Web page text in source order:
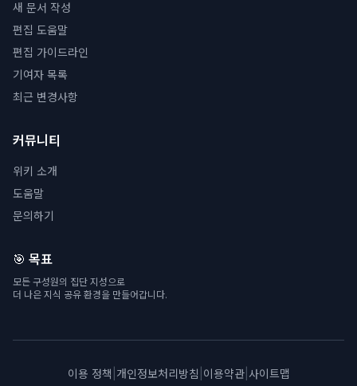
새 문서 작성
편집 도움말
편집 가이드라인
기여자 목록
최근 변경사항
커뮤니티
위키 소개
도움말
문의하기
🎯 목표
모든 구성원의 집단 지성으로
더 나은 지식 공유 환경을 만들어갑니다.
이용 정책 개인정보처리방침 이용약관| 사이트맵